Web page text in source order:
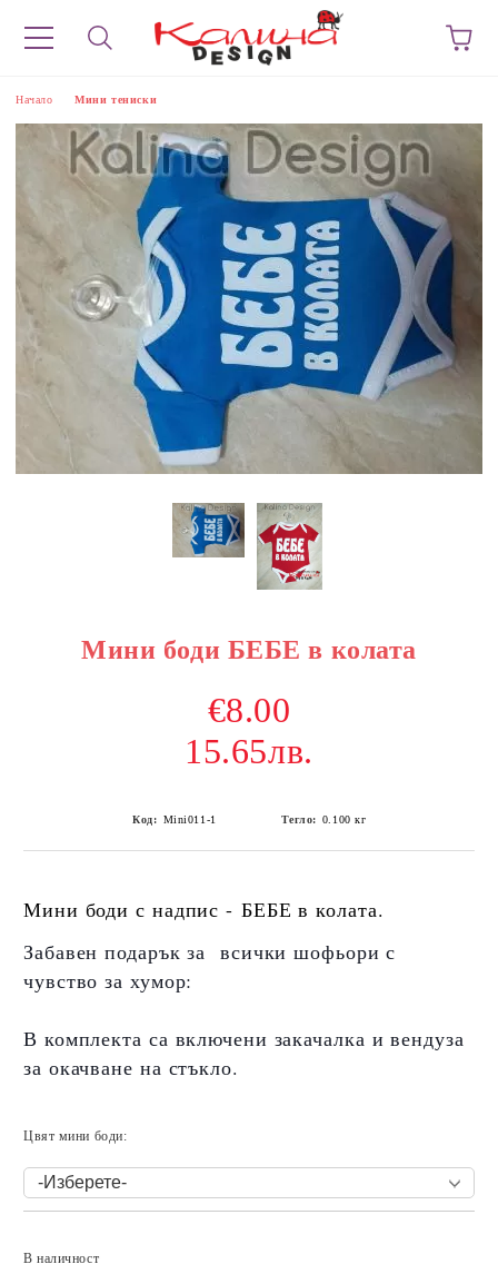
Начало Мини тениски
Мини боди БЕБЕ в колата
€8.00
15.65лв.
Код: Mini011-1 Тегло: 0.100 кг
Мини боди с надпис - БЕБЕ в колата.
Забавен подарък за всички шофьори с
чувство за хумор:
В комплекта са включени закачалка и вендуза
за окачване на стъкло.
Цвят мини боди:
В наличност